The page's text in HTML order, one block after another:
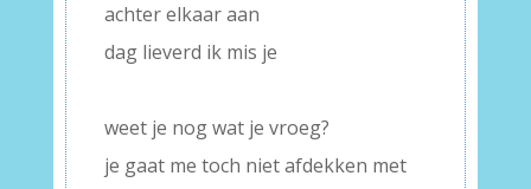
achter elkaar aan
dag lieverd ik mis je
weet je nog wat je vroeg?
je gaat me toch niet afdekken met